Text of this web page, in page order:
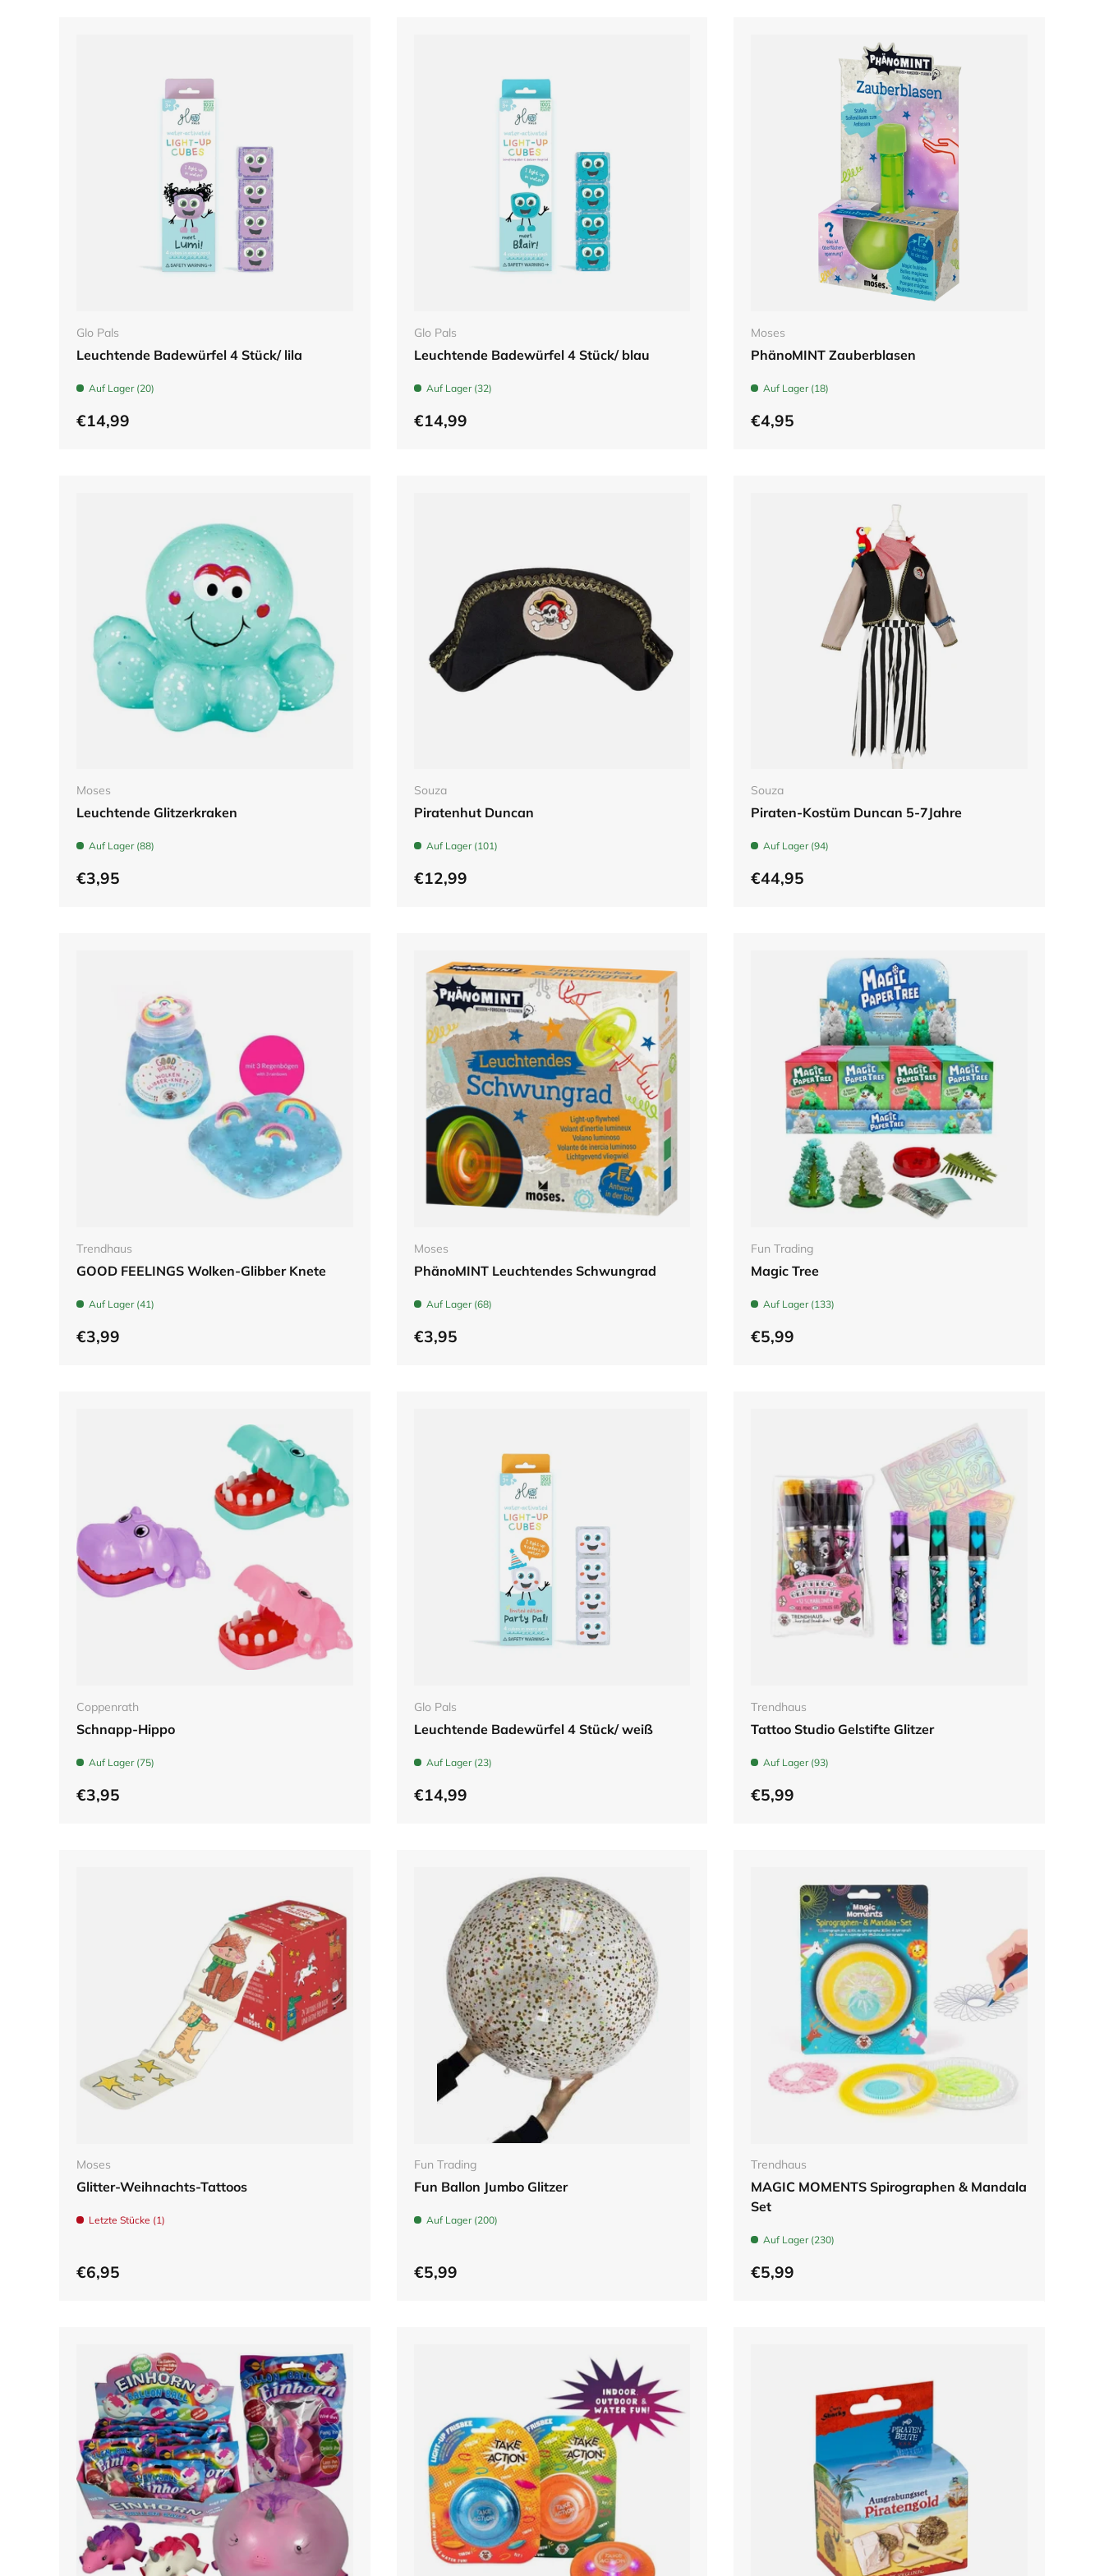
Glo Pals
Leuchtende Badewürfel 4 Stück/ lila
Auf Lager (20)
€14,99
Glo Pals
Leuchtende Badewürfel 4 Stück/ blau
Auf Lager (32)
€14,99
Moses
PhänoMINT Zauberblasen
Auf Lager (18)
€4,95
In den Warenkorb
Moses
Leuchtende Glitzerkraken
Auf Lager (88)
€3,95
Souza
Piratenhut Duncan
Auf Lager (101)
€12,99
Souza
Piraten-Kostüm Duncan 5-7Jahre
Auf Lager (94)
€44,95
In den Warenkorb
Trendhaus
GOOD FEELINGS Wolken-Glibber Knete
Auf Lager (41)
€3,99
Moses
PhänoMINT Leuchtendes Schwungrad
Auf Lager (68)
€3,95
In den Warenkorb
Fun Trading
Magic Tree
Auf Lager (133)
€5,99
In den Warenkorb
Coppenrath
Schnapp-Hippo
Auf Lager (75)
€3,95
In den Warenkorb
Glo Pals
Leuchtende Badewürfel 4 Stück/ weiß
Auf Lager (23)
€14,99
Trendhaus
Tattoo Studio Gelstifte Glitzer
Auf Lager (93)
€5,99
Moses
Glitter-Weihnachts-Tattoos
Letzte Stücke (1)
€6,95
Fun Trading
Fun Ballon Jumbo Glitzer
Auf Lager (200)
€5,99
In den Warenkorb
Trendhaus
MAGIC MOMENTS Spirographen & Mandala
Set
Auf Lager (230)
€5,99